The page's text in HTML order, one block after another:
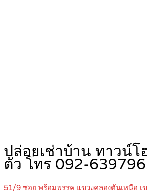
ปล่อยเช่าบ้าน ทาวน์โ
ตัว โทร 092-
51/9 ซอย พร้อมพรรค แขวงคลองตันเหนือ